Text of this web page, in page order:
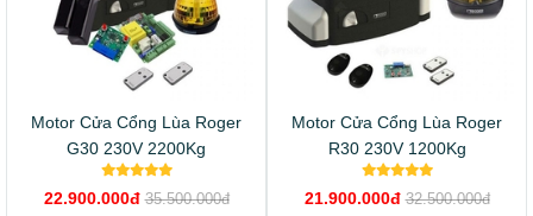
Motor Cửa Cổng Lùa Roger
G30 230V 2200Kg
22.900.000đ 35.500.000đ
Motor Cửa Cổng Lùa Roger
R30 230V 1200Kg
21.900.000đ 32.500.000đ